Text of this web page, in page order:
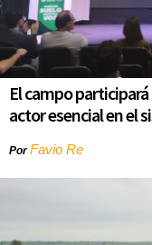
El campo
actor esencial en el
PorFavio Re